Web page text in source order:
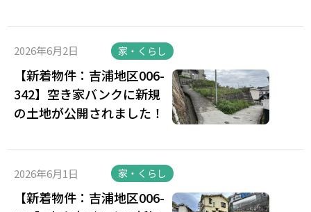
2026年6月2日 家・くらし
【新着物件：吉浦地区006-
342】空き家バンクに新規
の土地が公開されました！
2026年6月1日 家・くらし
【新着物件：吉浦地区006-